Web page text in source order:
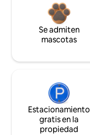
Se admiten
mascotas
Estacionamiento
gratis en la
propiedad